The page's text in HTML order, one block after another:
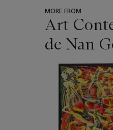
MORE FROM
Art
de Nan